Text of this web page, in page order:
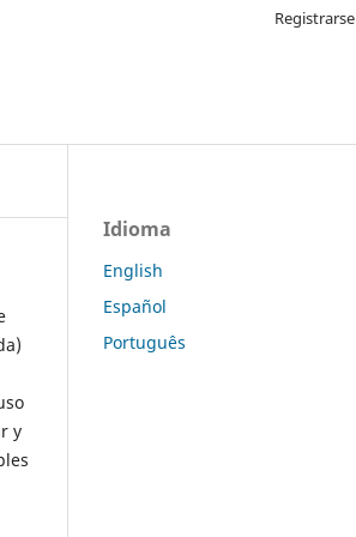
Registrarse
y
Idioma
English
Español
Português